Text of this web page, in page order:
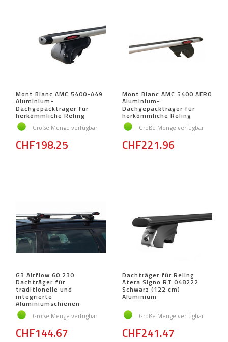
Mont Blanc AMC 5400-A49
Aluminium-
Dachgepäckträger für
herkömmliche Reling
Große Menge verfügbar
CHF198.25
Mont Blanc AMC 5400 AERO
Aluminium-
Dachgepäckträger für
herkömmliche Reling
Große Menge verfügbar
CHF221.96
G3 Airflow 60.230
Dachträger für
traditionelle und
integrierte
Aluminiumschienen
Große Menge verfügbar
CHF144.67
Dachträger für Reling
Atera Signo RT 048222
Schwarz (122 cm)
Aluminium
Große Menge verfügbar
CHF241.47